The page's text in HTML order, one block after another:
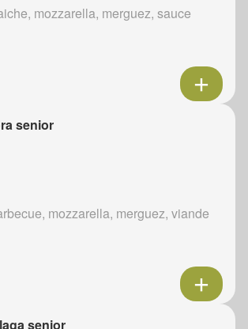
mozzarella, merguez, sauce
senior
mozzarella, merguez, viande
senior